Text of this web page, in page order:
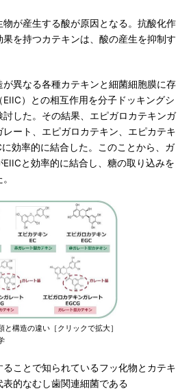
が産生する酸が原因となる。抗酸化作
を持つカテキンは、酸の産生を抑制す
異なる各種カテキンと細菌細胞膜に存
）との相互作用を分子ドッキングシ
討した。その結果、エピガロカテキンガ
ート、エピガロカテキン、エピカテキ
効率的に結合した。このことから、ガ
と効率的に結合し、糖の取り込みを
と構造の違い［クリックで拡大］
ことで知られているフッ化物とカテキ
的なむし歯関連細菌である